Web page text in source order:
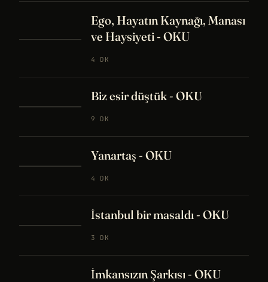
Ego, Hayatın Kaynağı, Manası
ve Haysiyeti - OKU
4 DK
Biz esir düştük - OKU
9 DK
Yanartaş - OKU
4 DK
İstanbul bir masaldı - OKU
3 DK
İmkansızın Şarkısı - OKU